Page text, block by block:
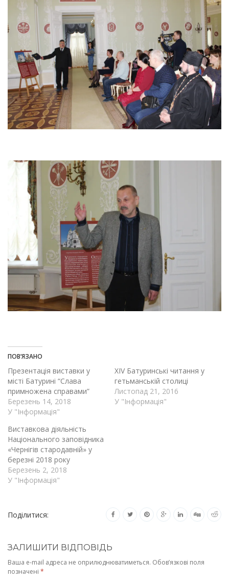
ПОВ’ЯЗАНО
Презентація виставки у
місті Батурині “Слава
примножена справами”
Березень 14, 2018
У "Інформація"
ХIV Батуринські читання у
гетьманській столиці
Листопад 21, 2016
У "Інформація"
Виставкова діяльність
Національного заповідника
«Чернігів стародавній» у
березні 2018 року
Березень 2, 2018
У "Інформація"
Поділитися:
ЗАЛИШИТИ ВІДПОВІДЬ
Ваша e-mail адреса не оприлюднюватиметься. Обов’язкові поля
позначені *